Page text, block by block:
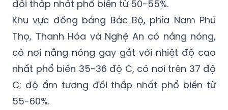
đối thấp nhất phổ biến từ 50-55%.
Khu vực đồng bằng Bắc Bộ, phía Nam Phú
Thọ, Thanh Hóa và Nghệ An có nắng nóng,
có nơi nắng nóng gay gắt với nhiệt độ cao
nhất phổ biến 35-36 độ C, có nơi trên 37 độ
C; độ ẩm tương đối thấp nhất phổ biến từ
55-60%.